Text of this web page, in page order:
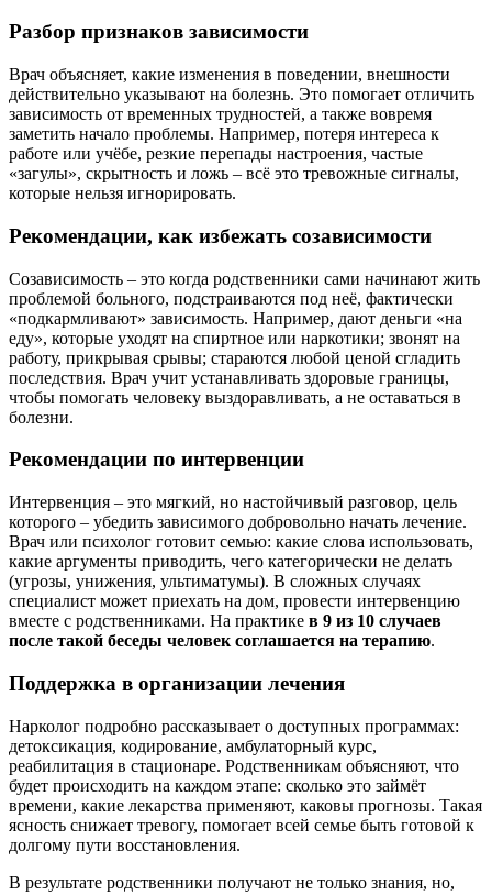
Разбор признаков зависимости
Врач объясняет, какие изменения в поведении, внешности
действительно указывают на болезнь. Это помогает отличить
зависимость от временных трудностей, а также вовремя
заметить начало проблемы. Например, потеря интереса к
работе или учёбе, резкие перепады настроения, частые
«загулы», скрытность и ложь – всё это тревожные сигналы,
которые нельзя игнорировать.
Рекомендации, как избежать созависимости
Созависимость – это когда родственники сами начинают жить
проблемой больного, подстраиваются под неё, фактически
«подкармливают» зависимость. Например, дают деньги «на
еду», которые уходят на спиртное или наркотики; звонят на
работу, прикрывая срывы; стараются любой ценой сгладить
последствия. Врач учит устанавливать здоровые границы,
чтобы помогать человеку выздоравливать, а не оставаться в
болезни.
Рекомендации по интервенции
Интервенция – это мягкий, но настойчивый разговор, цель
которого – убедить зависимого добровольно начать лечение.
Врач или психолог готовит семью: какие слова использовать,
какие аргументы приводить, чего категорически не делать
(угрозы, унижения, ультиматумы). В сложных случаях
специалист может приехать на дом, провести интервенцию
вместе с родственниками. На практике в 9 из 10 случаев
после такой беседы человек соглашается на терапию.
Поддержка в организации лечения
Нарколог подробно рассказывает о доступных программах:
детоксикация, кодирование, амбулаторный курс,
реабилитация в стационаре. Родственникам объясняют, что
будет происходить на каждом этапе: сколько это займёт
времени, какие лекарства применяют, каковы прогнозы. Такая
ясность снижает тревогу, помогает всей семье быть готовой к
долгому пути восстановления.
В результате родственники получают не только знания, но,